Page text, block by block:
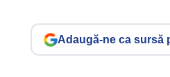
Adaugă-ne ca sursă